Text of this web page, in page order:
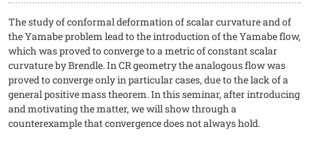
The study of conformal deformation of scalar curvature and of
the Yamabe problem lead to the introduction of the Yamabe flow,
which was proved to converge to a metric of constant scalar
curvature by Brendle. In CR geometry the analogous flow was
proved to converge only in particular cases, due to the lack of a
general positive mass theorem. In this seminar, after introducing
and motivating the matter, we will show through a
counterexample that convergence does not always hold.